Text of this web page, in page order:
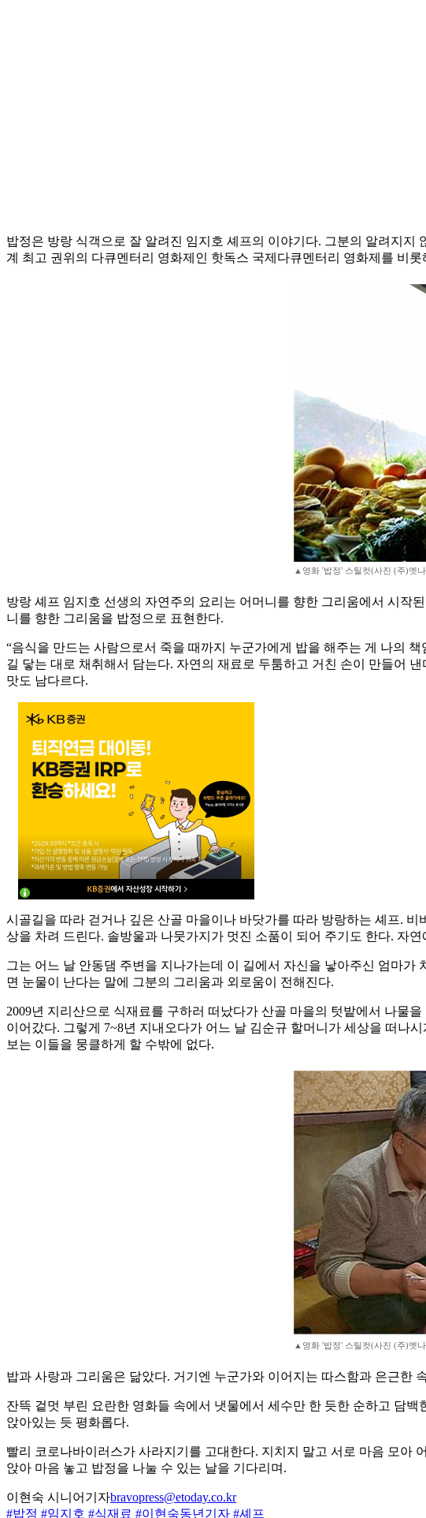
밥정은 방랑 식객으로 잘 알려진 임지호 셰프의 이야기다. 그분의 알려지지
계 최고 권위의 다큐멘터리 영화제인 핫독스 국제다큐멘터리 영화제를 비
▲영화 '밥정' 스틸컷(사진 (주)엣
방랑 셰프 임지호 선생의 자연주의 요리는 어머니를 향한 그리움에서 시작
니를 향한 그리움을 밥정으로 표현한다.
“음식을 만드는 사람으로서 죽을 때까지 누군가에게 밥을 해주는 게 나의
길 닿는 대로 채취해서 담는다. 자연의 재료로 두툼하고 거친 손이 만들어
맛도 남다르다.
시골길을 따라 걷거나 깊은 산골 마을이나 바닷가를 따라 방랑하는 셰프.
상을 차려 드린다. 솔방울과 나뭇가지가 멋진 소품이 되어 주기도 한다. 자
그는 어느 날 안동댐 주변을 지나가는데 이 길에서 자신을 낳아주신 엄마
면 눈물이 난다는 말에 그분의 그리움과 외로움이 전해진다.
2009년 지리산으로 식재료를 구하러 떠났다가 산골 마을의 텃밭에서 나물
이어갔다. 그렇게 7~8년 지내오다가 어느 날 김순규 할머니가 세상을 떠나
보는 이들을 뭉클하게 할 수밖에 없다.
▲영화 '밥정' 스틸컷(사진 (주)엣
밥과 사랑과 그리움은 닮았다. 거기엔 누군가와 이어지는 따스함과 은근한
잔뜩 겉멋 부린 요란한 영화들 속에서 냇물에서 세수만 한 듯한 순하고 담
앉아있는 듯 평화롭다.
빨리 코로나바이러스가 사라지기를 고대한다. 지치지 말고 서로 마음 모아
앉아 마음 놓고 밥정을 나눌 수 있는 날을 기다리며.
이현숙 시니어기자bravopress@etoday.co.kr
#밥정 #임지호 #식재료 #이현숙동년기자 #셰프